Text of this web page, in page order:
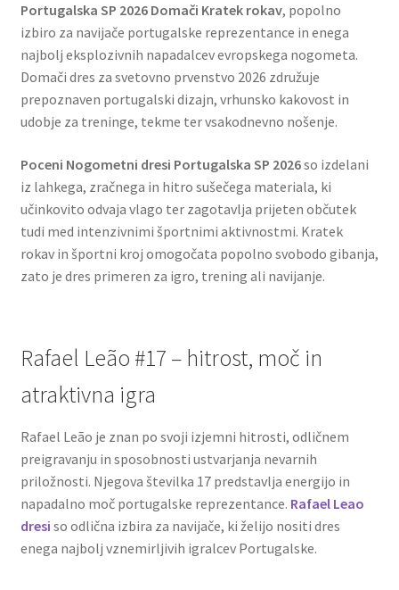
Portugalska SP 2026 Domači Kratek rokav, popolno
izbiro za navijače portugalske reprezentance in enega
najbolj eksplozivnih napadalcev evropskega nogometa.
Domači dres za svetovno prvenstvo 2026 združuje
prepoznaven portugalski dizajn, vrhunsko kakovost in
udobje za treninge, tekme ter vsakodnevno nošenje.
Poceni Nogometni dresi Portugalska SP 2026so izdelani
iz lahkega, zračnega in hitro sušečega materiala, ki
učinkovito odvaja vlago ter zagotavlja prijeten občutek
tudi med intenzivnimi športnimi aktivnostmi. Kratek
rokav in športni kroj omogočata popolno svobodo gibanja,
zato je dres primeren za igro, trening ali navijanje.
Rafael Leão #17 – hitrost, moč in
atraktivna igra
Rafael Leão je znan po svoji izjemni hitrosti, odličnem
preigravanju in sposobnosti ustvarjanja nevarnih
priložnosti. Njegova številka 17 predstavlja energijo in
napadalno moč portugalske reprezentance. Rafael Leao
dresi so odlična izbira za navijače, ki želijo nositi dres
enega najbolj vznemirljivih igralcev Portugalske.